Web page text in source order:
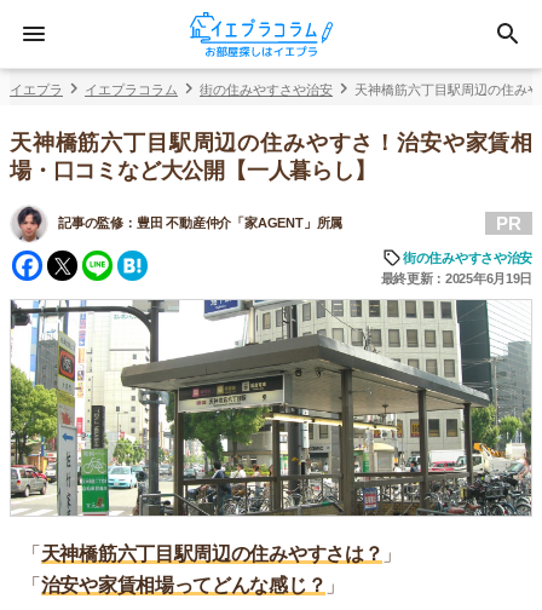
イエプラ イエプラコラム 街の住みやすさや治安 天神橋筋六丁目駅周辺の住み
天神橋筋六丁目駅周辺の住みやすさ！治安や家賃相
場・口コミなど大公開【一人暮らし】
記事の監修： 豊田 不動産仲介「家AGENT」所属
Facebook
Twitter
Line
PR
街の住みやすさや治安
最終更新：2025年6月19日
「 天神橋筋六丁目駅周辺の住みやすさは？ 」
「 治安や家賃相場ってどんな感じ？ 」